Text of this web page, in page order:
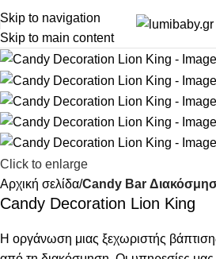
Skip to navigation
Skip to main content
Click to enlarge
Αρχική σελίδα Candy Bar
Candy Decoration Lion King
Η οργάνωση μιας ξεχωριστής